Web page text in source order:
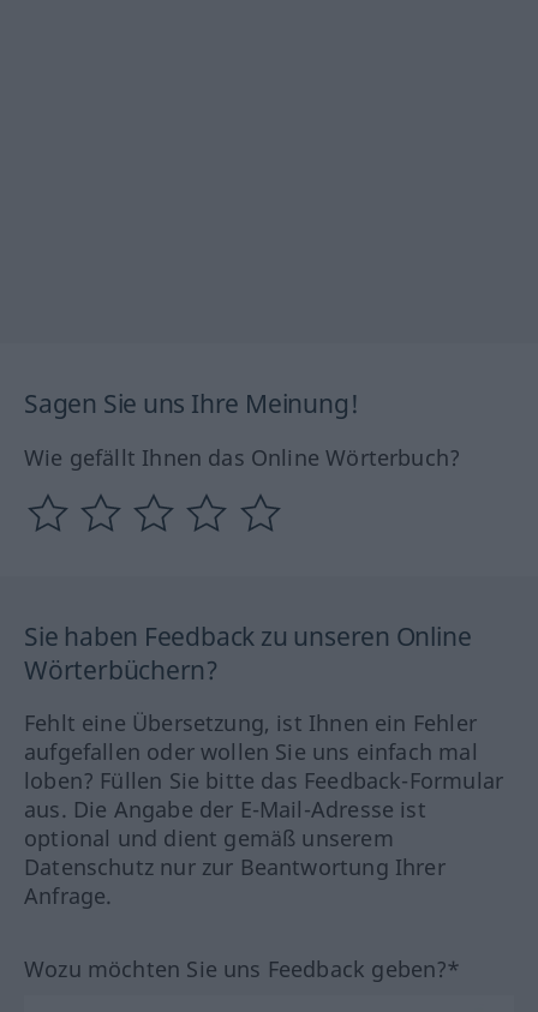
Sagen Sie uns Ihre Meinung!
Wie gefällt Ihnen das Online Wörterbuch?
Sie haben Feedback zu unseren Online
Wörterbüchern?
Fehlt eine Übersetzung, ist Ihnen ein Fehler
aufgefallen oder wollen Sie uns einfach mal
loben? Füllen Sie bitte das Feedback-Formular
aus. Die Angabe der E-Mail-Adresse ist
optional und dient gemäß unserem
Datenschutz nur zur Beantwortung Ihrer
Anfrage.
Wozu möchten Sie uns Feedback geben?*